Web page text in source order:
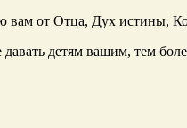
от Отца, Дух истины,
давать детям вашим, тем